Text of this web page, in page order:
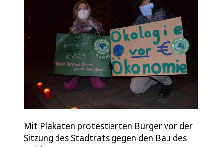
Mit Plakaten protestierten Bürger vor der
Sitzung des Stadtrats gegen den Bau des